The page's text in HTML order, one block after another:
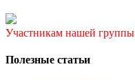
Участникам нашей
Полезные статьи